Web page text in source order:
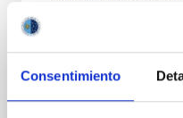
Consentimiento